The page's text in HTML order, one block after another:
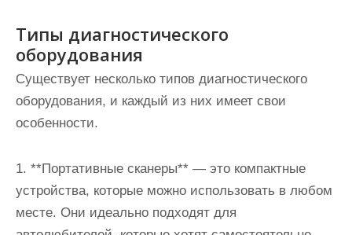
Типы диагностического
оборудования
Существует несколько типов диагностического
оборудования, и каждый из них имеет свои
особенности.
1. **Портативные сканеры** — это компактные
устройства, которые можно использовать в любом
месте. Они идеально подходят для